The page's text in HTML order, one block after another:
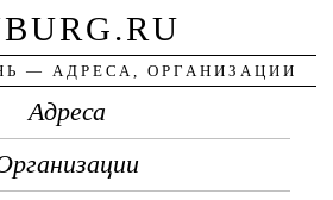
— АДРЕСА, ОРГАНИЗАЦИИ
Адреса